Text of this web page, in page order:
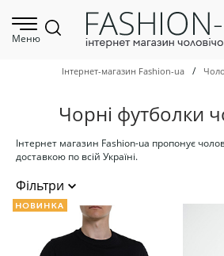
Меню
Інтернет-магазин Fashion-ua /
Чорні футболки
Інтернет магазин Fashion-ua пропонує
доставкою по всій Україні.